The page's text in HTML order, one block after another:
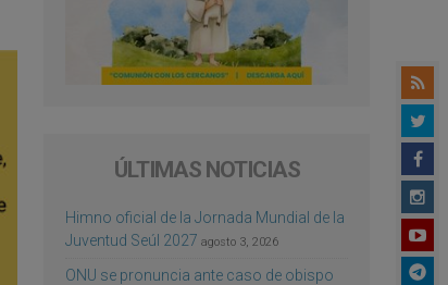
ÚLTIMAS NOTICIAS
Himno oficial de la Jornada Mundial de la
Juventud Seúl 2027 agosto 3, 2026
ONU se pronuncia ante caso de obispo